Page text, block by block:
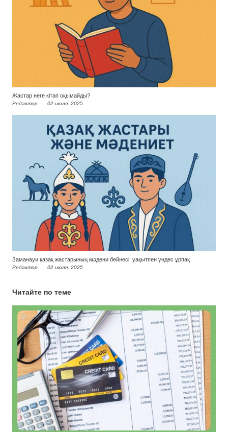
Жастар неге кітап оқымайды?
Редактор 02 июля, 2025
Заманауи қазақ жастарының мәдени бейнесі: уақытпен үндес ұрпақ
Редактор 02 июля, 2025
Читайте по теме